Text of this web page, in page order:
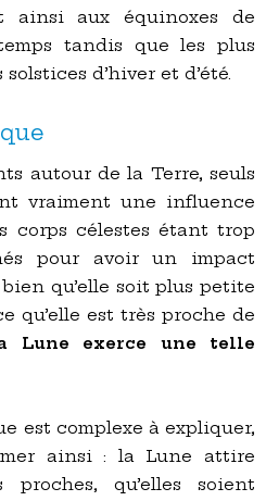
ainsi aux équinoxes de
tandis que les plus
d’hiver et d’été.
autour de la Terre, seuls
vraiment une influence
corps célestes étant trop
pour avoir un impact
bien qu’elle soit plus petite
qu’elle est très proche de
Lune exerce une telle
est complexe à expliquer,
ainsi : la Lune attire
proches, qu’elles soient